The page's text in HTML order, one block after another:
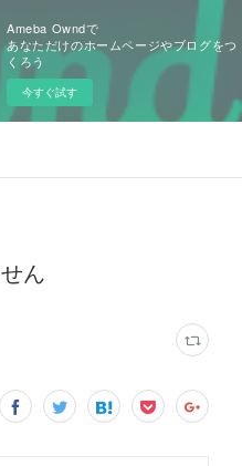
Ameba Owndで
あなただけのホームページやブログをつ
くろう
今すぐ試す
ん